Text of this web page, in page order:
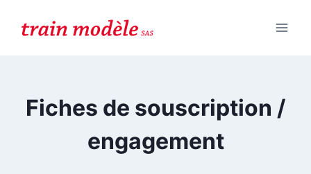
Fiches de souscription /
engagement